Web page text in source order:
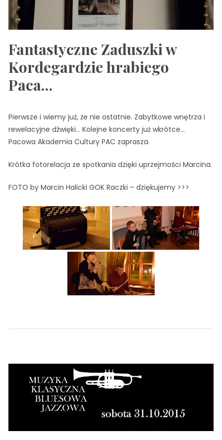
Fantastyczne ‪‎Zaduszki‬ w
Kordegardzie hrabiego
Paca…
Pierwsze i wiemy już, że nie ostatnie. Zabytkowe wnętrza i
rewelacyjne dźwięki… Kolejne koncerty już wkrótce…
Pacowa Akademia Cultury PAC zaprasza.
Krótka fotorelacja ze spotkania dzięki uprzejmości Marcina.
FOTO by Marcin Halicki GOK Raczki – dziękujemy >>>